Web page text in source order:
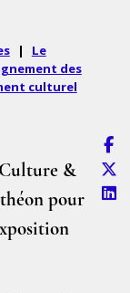
|
Le
des
culturel
&
pour